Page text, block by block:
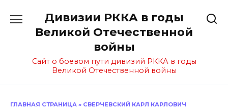
содержанию
Дивизии РККА в годы
Великой Отечественной
войны
Сайт о боевом пути дивизий РККА в годы
Великой Отечественной войны
ГЛАВНАЯ СТРАНИЦА » СВЕРЧЕВСКИЙ КАРЛ КАРЛОВИЧ